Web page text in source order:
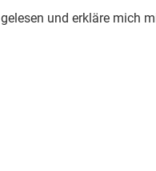
gelesen und erkläre mich